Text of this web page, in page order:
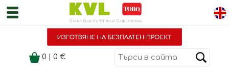
0 0 €